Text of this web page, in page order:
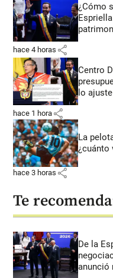
¿Cómo
hace 4 horas share
Centro
lo ajuste
hace 1 hora share
La
¿cuánto
hace 3 horas share
Te
De la
anunció